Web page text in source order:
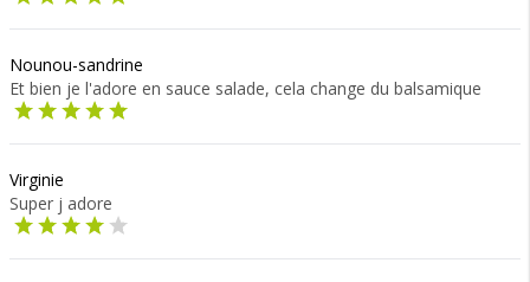
Nounou-sandrine
Et bien je l'adore en sauce salade, cela change du balsamique
Virginie
Super j adore